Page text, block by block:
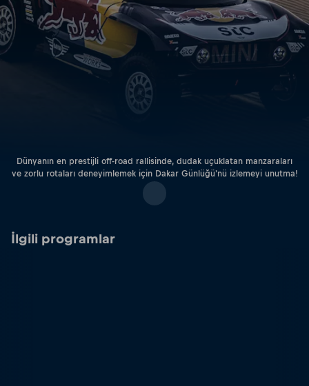
Dünyanın en prestijli off-road rallisinde, dudak uçuklatan manzaraları
ve zorlu rotaları deneyimlemek için Dakar Günlüğü'nü izlemeyi unutma!
İlgili programlar